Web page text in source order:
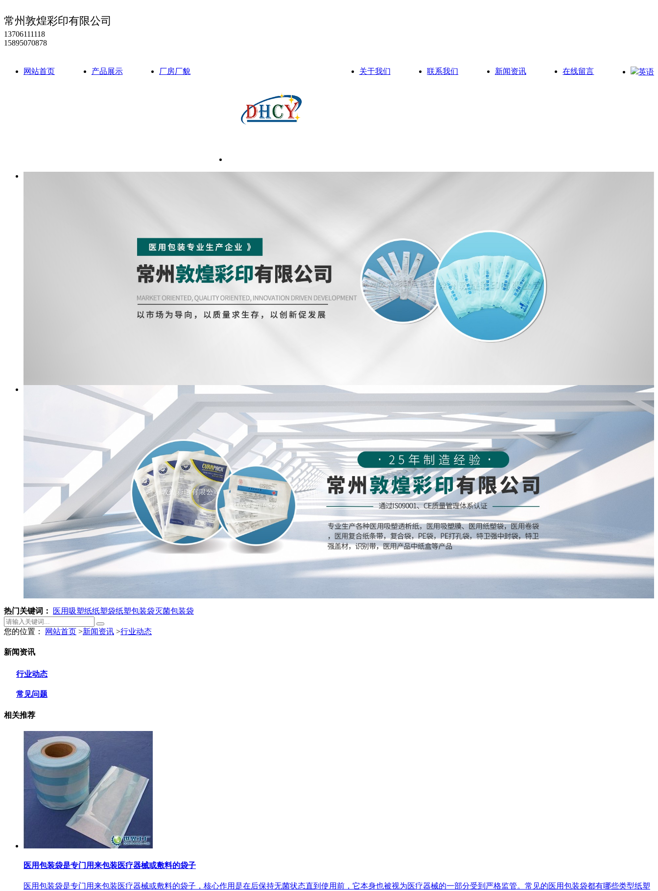
常州敦煌彩印有限公司
13706111118
15895070878
网站首页 产品展示 厂房厂貌 关于我们 联系我们 新闻资讯 在线留言 英语
热门关键词： 医用吸塑纸纸塑袋纸塑包装袋灭菌包装袋
您的位置： 网站首页 >新闻资讯 >行业动态
新闻资讯
行业动态
常见问题
相关推荐
医用包装袋‌是专门用来包装医疗器械或敷料的袋子
医用包装袋‌是专门用来包装医疗器械或敷料的袋子，核心作用是在后‌保持无菌状态‌直到使用前，它本身也被视为医疗器械的一部分受到严格监管。常见的医用包装袋都有哪些类型‌纸塑